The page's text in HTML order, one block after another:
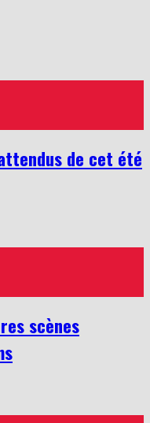
de cet été
scènes